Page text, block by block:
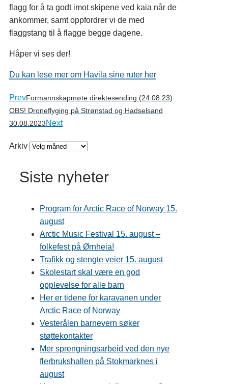
flagg for å ta godt imot skipene ved kaia når de
ankommer, samt oppfordrer vi de med
flaggstang til å flagge begge dagene.
Håper vi ses der!
Du kan lese mer om Havila sine ruter her
PrevFormannskapmøte direktesending (24.08.23)
OBS! Droneflyging på Strønstad og Hadselsand
30.08.2023Next
Arkiv
Siste nyheter
Program for Arctic Race of Norway 15.
august
Arctic Music Festival 15. august –
folkefest på Ørnheia!
Trafikk og stengte veier 15. august
Skolestart skal være en god
opplevelse for alle barn
Her er tidene for karavanen under
Arctic Race of Norway
Vesterålen barnevern søker
støttekontakter
Mer sprengningsarbeid ved den nye
flerbrukshallen på Stokmarknes i
august